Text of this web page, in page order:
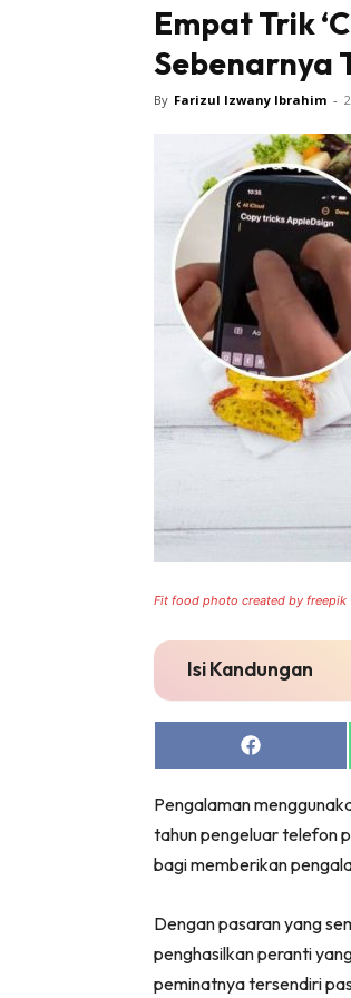
Empat Trik
Sebenarnya
By Farizul Izwany Ibrahim -
Fit food photo created by freepik
Isi Kandungan
Share
on
Pengalaman
tahun pengeluar telefon
bagi memberikan
Dengan pasaran yang
penghasilkan peranti
peminatnya tersendiri